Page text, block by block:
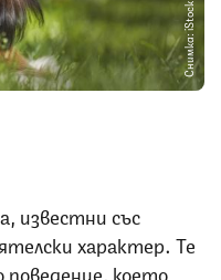
Снимка: iStock
известни със
характер. Те
поведение, което